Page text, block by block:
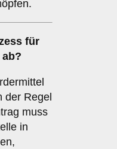
für
der Regel
muss
in